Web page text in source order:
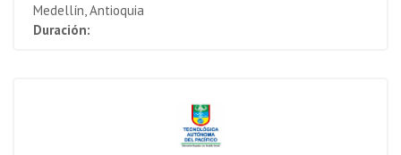
Medellín, Antioquia
Duración: